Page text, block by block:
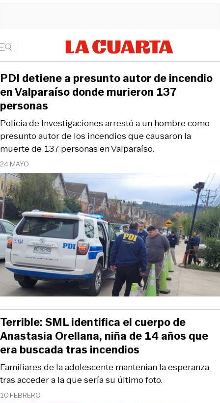
24 MAYO
Policía de Investigaciones arrestó a un hombre como
presunto autor de los incendios que causaron la
muerte de 137 personas en Valparaíso.
PDI detiene a presunto autor de incendio
en Valparaíso donde murieron 137
personas
10 FEBRERO
Familiares de la adolescente mantenían la esperanza
tras acceder a la que sería su último foto.
Terrible: SML identifica el cuerpo de
Anastasia Orellana, niña de 14 años que
era buscada tras incendios